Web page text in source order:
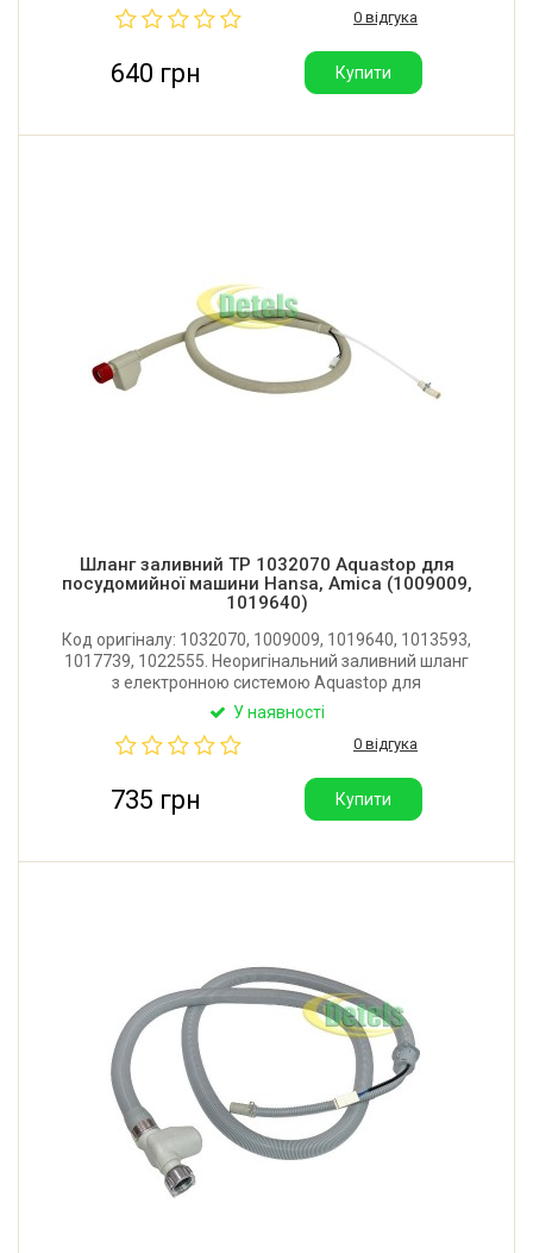
Reflex (Польща).
0 відгука
640 грн Купити
Шланг заливний TP 1032070 Aquastop для
посудомийної машини Hansa, Amica (1009009,
1019640)
Код оригіналу: 1032070, 1009009, 1019640, 1013593,
1017739, 1022555. Неоригінальний заливний шланг
з електронною системою Aquastop для
посудомийної машини Hansa, Amica. Довжина: 2145
У наявності
0 відгука
735 грн Купити